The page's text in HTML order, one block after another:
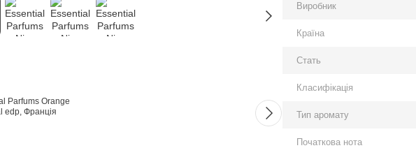
Разом дешевше
Виробник
Країна
Стать
Класифікація
Тип аромату
Початкова нота